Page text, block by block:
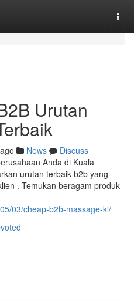
Urutan
News
Discuss
Anda di Kuala
urutan terbaik b2b yang
. Temukan beragam produk
03/cheap-b2b-massage-kl/